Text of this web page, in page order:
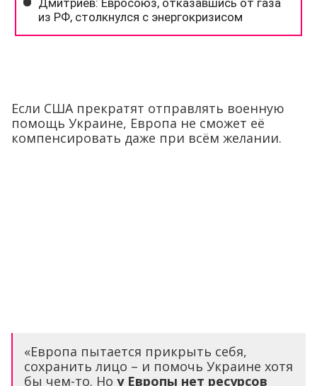
Если США прекратят отправлять военную
помощь Украине, Европа не сможет её
компенсировать даже при всём желании.
«Европа пытается прикрыть себя,
сохранить лицо – и помочь Украине хотя
бы чем-то. Но у Европы нет ресурсов